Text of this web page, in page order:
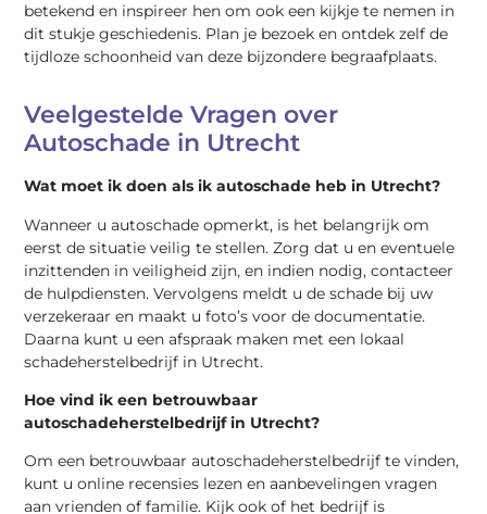
betekend en inspireer hen om ook een kijkje te nemen in
dit stukje geschiedenis. Plan je bezoek en ontdek zelf de
tijdloze schoonheid van deze bijzondere begraafplaats.
Veelgestelde Vragen over
Autoschade in Utrecht
Wat moet ik doen als ik autoschade heb in Utrecht?
Wanneer u autoschade opmerkt, is het belangrijk om
eerst de situatie veilig te stellen. Zorg dat u en eventuele
inzittenden in veiligheid zijn, en indien nodig, contacteer
de hulpdiensten. Vervolgens meldt u de schade bij uw
verzekeraar en maakt u foto’s voor de documentatie.
Daarna kunt u een afspraak maken met een lokaal
schadeherstelbedrijf in Utrecht.
Hoe vind ik een betrouwbaar
autoschadeherstelbedrijf in Utrecht?
Om een betrouwbaar autoschadeherstelbedrijf te vinden,
kunt u online recensies lezen en aanbevelingen vragen
aan vrienden of familie. Kijk ook of het bedrijf is